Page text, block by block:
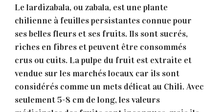
Le lardizabala, ou zabala, est une plante
chilienne à feuilles persistantes connue pour
ses belles fleurs et ses fruits. Ils sont sucrés,
riches en fibres et peuvent être consommés
crus ou cuits. La pulpe du fruit est extraite et
vendue sur les marchés locaux car ils sont
considérés comme un mets délicat au Chili. Avec
seulement 5-8 cm de long, les valeurs